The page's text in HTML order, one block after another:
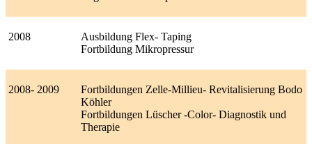
2008
Ausbildung Flex- Taping
Fortbildung Mikropressur
2008- 2009
Fortbildungen Zelle-Millieu- Revitalisierung Bodo
Köhler
Fortbildungen Lüscher -Color- Diagnostik und
Therapie